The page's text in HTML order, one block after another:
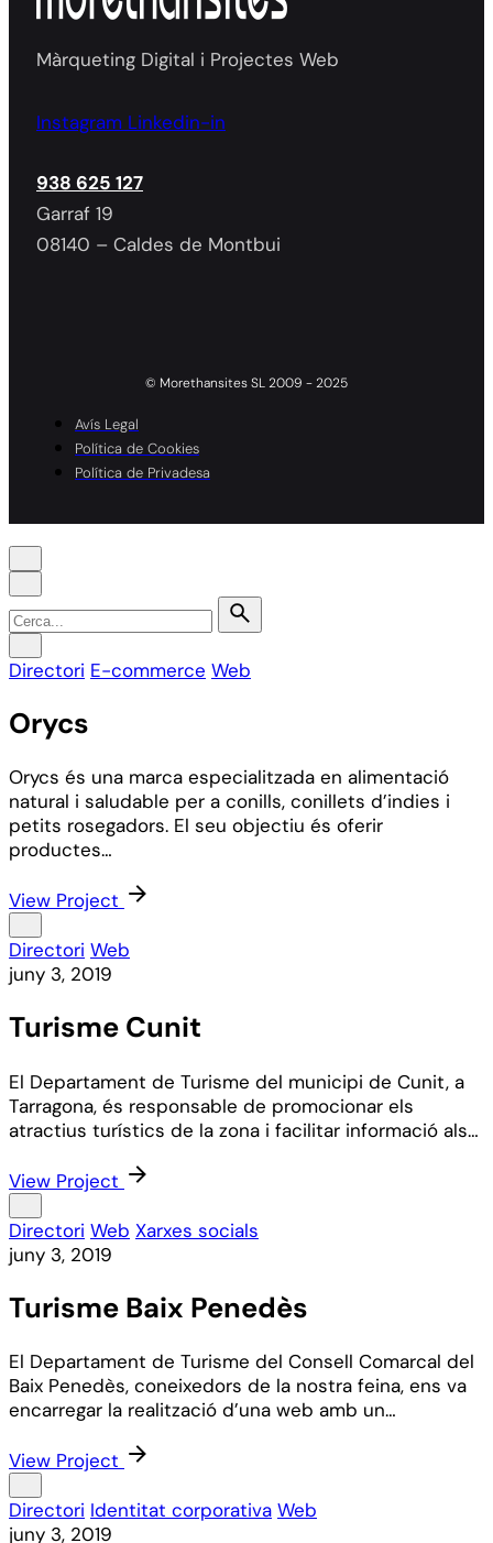
Màrqueting Digital i Projectes Web
Instagram Linkedin-in
938 625 127
Garraf 19
08140 – Caldes de Montbui
© Morethansites SL 2009 - 2025
Avís Legal
Política de Cookies
Política de Privadesa
Search
for
Directori E-commerce Web
Orycs
Orycs és una marca especialitzada en alimentació
natural i saludable per a conills, conillets d’indies i
petits rosegadors. El seu objectiu és oferir
productes…
View Project
Directori Web
juny 3, 2019
Turisme Cunit
El Departament de Turisme del municipi de Cunit, a
Tarragona, és responsable de promocionar els
atractius turístics de la zona i facilitar informació als…
View Project
Directori Web Xarxes socials
juny 3, 2019
Turisme Baix Penedès
El Departament de Turisme del Consell Comarcal del
Baix Penedès, coneixedors de la nostra feina, ens va
encarregar la realització d’una web amb un…
View Project
Directori Identitat corporativa Web
juny 3, 2019